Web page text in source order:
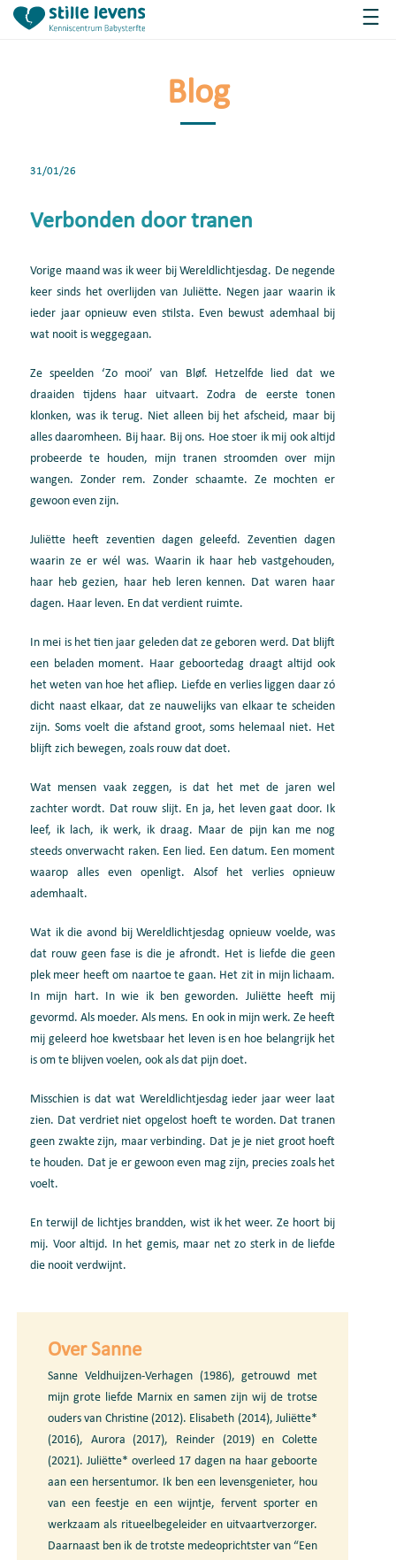
Blog
31/01/26
Verbonden door tranen
Vorige maand was ik weer bij Wereldlichtjesdag. De negende
keer sinds het overlijden van Juliëtte. Negen jaar waarin ik
ieder jaar opnieuw even stilsta. Even bewust ademhaal bij
wat nooit is weggegaan.
Ze speelden ‘Zo mooi’ van Bløf. Hetzelfde lied dat we
draaiden tijdens haar uitvaart. Zodra de eerste tonen
klonken, was ik terug. Niet alleen bij het afscheid, maar bij
alles daaromheen. Bij haar. Bij ons. Hoe stoer ik mij ook altijd
probeerde te houden, mijn tranen stroomden over mijn
wangen. Zonder rem. Zonder schaamte. Ze mochten er
gewoon even zijn.
Juliëtte heeft zeventien dagen geleefd. Zeventien dagen
waarin ze er wél was. Waarin ik haar heb vastgehouden,
haar heb gezien, haar heb leren kennen. Dat waren haar
dagen. Haar leven. En dat verdient ruimte.
In mei is het tien jaar geleden dat ze geboren werd. Dat blijft
een beladen moment. Haar geboortedag draagt altijd ook
het weten van hoe het afliep. Liefde en verlies liggen daar zó
dicht naast elkaar, dat ze nauwelijks van elkaar te scheiden
zijn. Soms voelt die afstand groot, soms helemaal niet. Het
blijft zich bewegen, zoals rouw dat doet.
Wat mensen vaak zeggen, is dat het met de jaren wel
zachter wordt. Dat rouw slijt. En ja, het leven gaat door. Ik
leef, ik lach, ik werk, ik draag. Maar de pijn kan me nog
steeds onverwacht raken. Een lied. Een datum. Een moment
waarop alles even openligt. Alsof het verlies opnieuw
ademhaalt.
Wat ik die avond bij Wereldlichtjesdag opnieuw voelde, was
dat rouw geen fase is die je afrondt. Het is liefde die geen
plek meer heeft om naartoe te gaan. Het zit in mijn lichaam.
In mijn hart. In wie ik ben geworden. Juliëtte heeft mij
gevormd. Als moeder. Als mens. En ook in mijn werk. Ze heeft
mij geleerd hoe kwetsbaar het leven is en hoe belangrijk het
is om te blijven voelen, ook als dat pijn doet.
Misschien is dat wat Wereldlichtjesdag ieder jaar weer laat
zien. Dat verdriet niet opgelost hoeft te worden. Dat tranen
geen zwakte zijn, maar verbinding. Dat je je niet groot hoeft
te houden. Dat je er gewoon even mag zijn, precies zoals het
voelt.
En terwijl de lichtjes brandden, wist ik het weer. Ze hoort bij
mij. Voor altijd. In het gemis, maar net zo sterk in de liefde
die nooit verdwijnt.
Over Sanne
Sanne Veldhuijzen-Verhagen (1986), getrouwd met
mijn grote liefde Marnix en samen zijn wij de trotse
ouders van Christine (2012). Elisabeth (2014), Juliëtte*
(2016), Aurora (2017), Reinder (2019) en Colette
(2021). Juliëtte* overleed 17 dagen na haar geboorte
aan een hersentumor. Ik ben een levensgenieter, hou
van een feestje en een wijntje, fervent sporter en
werkzaam als ritueelbegeleider en uitvaartverzorger.
Daarnaast ben ik de trotste medeoprichtster van “Een